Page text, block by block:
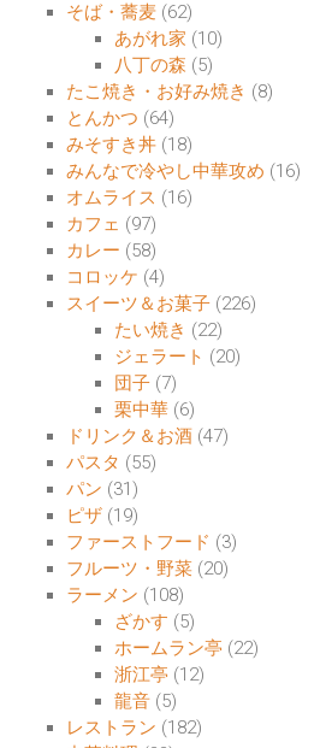
そば・蕎麦 (62)
あがれ家 (10)
八丁の森 (5)
たこ焼き・お好み焼き (8)
とんかつ (64)
みそすき丼 (18)
みんなで冷やし中華攻め (16)
オムライス (16)
カフェ (97)
カレー (58)
コロッケ (4)
スイーツ＆お菓子 (226)
たい焼き (22)
ジェラート (20)
団子 (7)
栗中華 (6)
ドリンク＆お酒 (47)
パスタ (55)
パン (31)
ピザ (19)
ファーストフード (3)
フルーツ・野菜 (20)
ラーメン (108)
ざかす (5)
ホームラン亭 (22)
浙江亭 (12)
龍音 (5)
レストラン (182)